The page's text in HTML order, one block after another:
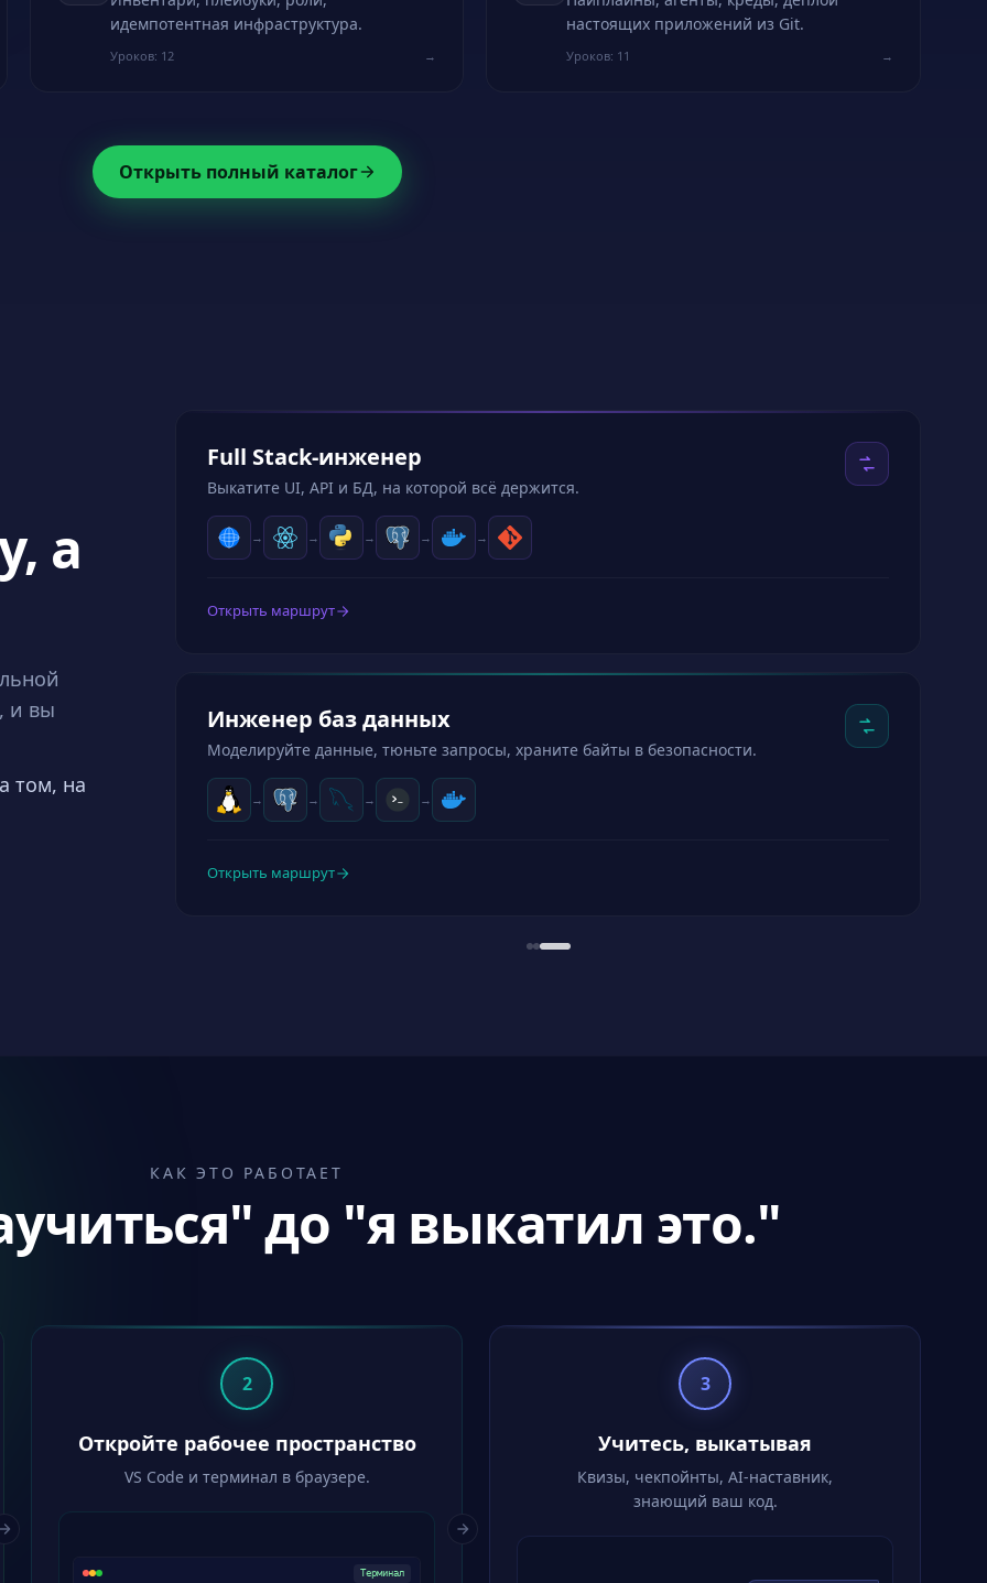
идемпотентная инфраструктура.
Уроков: 12 →
настоящих приложений из Git.
Уроков: 11 →
Открыть полный каталог
а
и вы
том, на
Backend-инженер
Выкатите настоящий API, сохраняйте данные, запускайте на Linux.
→ → → →
Открыть маршрут
DevOps / Платформа
Владейте машиной. Стройте пайплайн. Держите его скучным.
→ → → →
Открыть маршрут
КАК ЭТО РАБОТАЕТ
до "я выкатил это."
2
Откройте рабочее пространство
VS Code и терминал в браузере.
Терминал
3
Учитесь, выкатывая
Квизы, чекпойнты, AI-наставник,
знающий ваш код.